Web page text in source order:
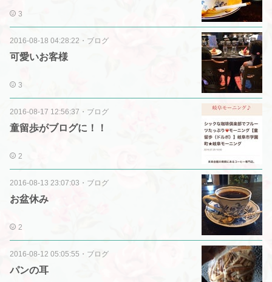
3
2016-08-18 04:28:22 ・ ブログ
可愛いお客様
3
2016-08-17 12:56:37 ・ ブログ
童留歩がブログに！！
2
2016-08-13 23:07:03 ・ ブログ
お盆休み
2
2016-08-12 05:05:55 ・ ブログ
パンの耳